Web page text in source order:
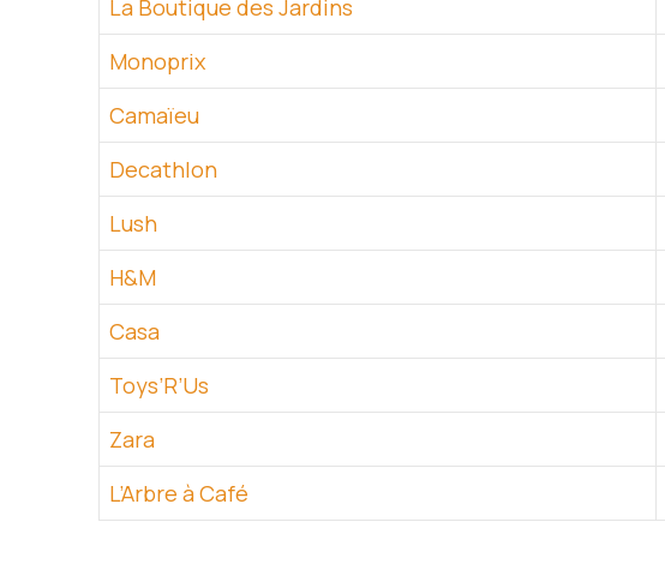
La Boutique des Jardins
Monoprix
Camaïeu
Decathlon
Lush
H&M
Casa
Toys’R’Us
Zara
L’Arbre à Café